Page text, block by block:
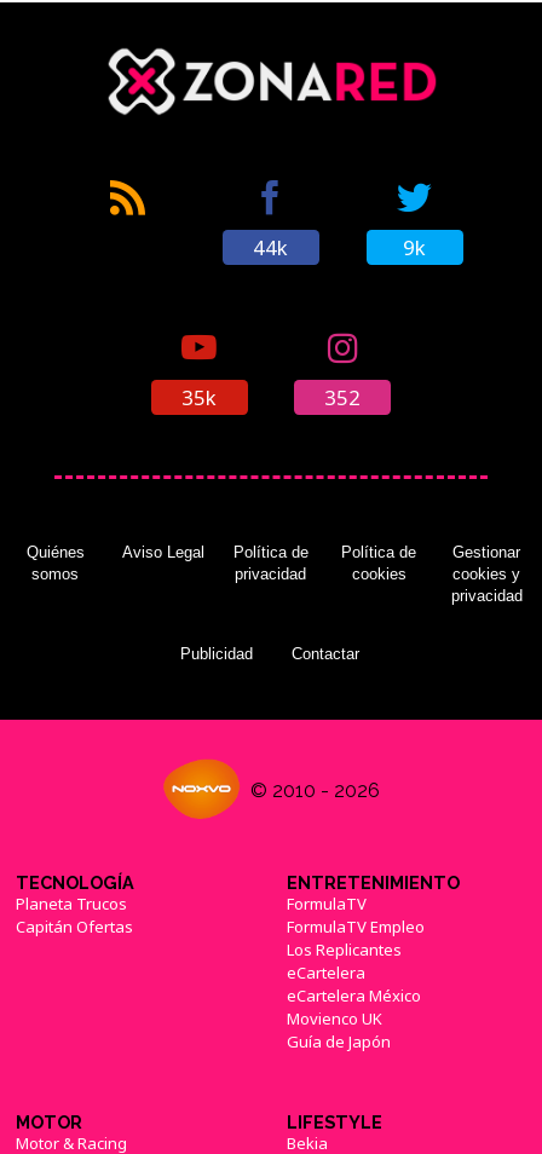
44k 9k
35k 352
Quiénes
somos
Aviso Legal
Política de
privacidad
Política de
cookies
Gestionar
cookies y
privacidad
Publicidad Contactar
© 2010 - 2026
TECNOLOGÍA
Planeta Trucos
Capitán Ofertas
ENTRETENIMIENTO
FormulaTV
FormulaTV Empleo
Los Replicantes
eCartelera
eCartelera México
Movienco UK
Guía de Japón
MOTOR
Motor & Racing
LIFESTYLE
Bekia